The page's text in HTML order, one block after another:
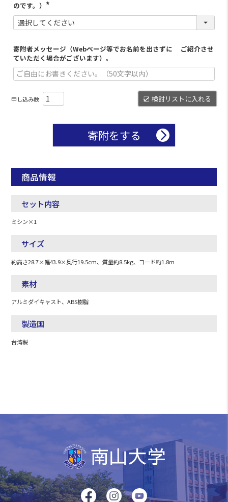
のです。）
寄附者メッセージ（Webページ等でお名前を出さずに ご紹介させ
ていただく場合がございます）。
検討リストに入れる
寄附をする
商品情報
セット内容
ミシン×1
サイズ
約高さ28.7×幅43.9×奥行19.5cm、質量約8.5kg、コード約1.8m
素材
アルミダイキャスト、ABS樹脂
製造国
台湾製